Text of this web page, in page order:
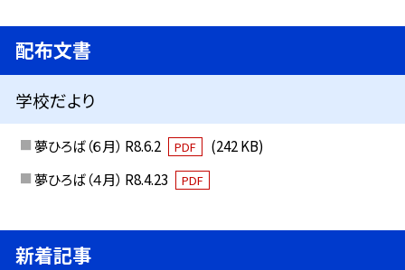
配布文書
学校だより
夢ひろば（６月） R8.6.2 PDF
(242 KB)
夢ひろば（４月） R8.4.23
PDF
新着記事